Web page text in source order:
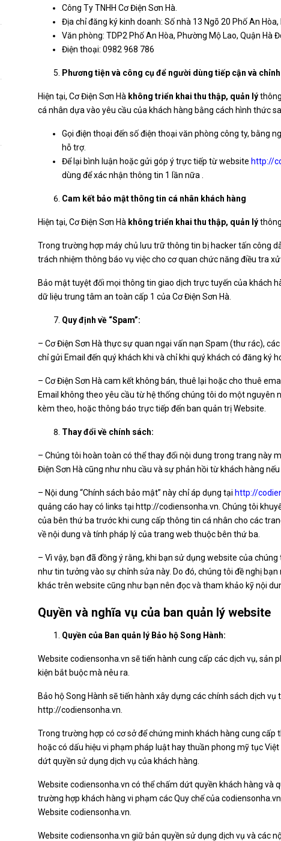
Công Ty TNHH Cơ Điện Sơn Hà.
Địa chỉ đăng ký kinh doanh: Số nhà 13 Ngõ 20 Phố An
Văn phòng: TDP2 Phố An Hòa, Phường Mộ Lao, Quận Hà
Điện thoại: 0982 968 786
Phương tiện và công cụ để người dùng tiếp cận và
Hiện tại, Cơ Điện Sơn Hà không triển khai thu thập, quản lý
cá nhân dựa vào yêu cầu của khách hàng bằng cách hình thức
Gọi điện thoại đến số điện thoại văn phòng công ty, bằng
hỗ trợ.
Để lại bình luận hoặc gửi góp ý trực tiếp từ website http://
dùng để xác nhận thông tin 1 lần nữa .
Cam kết bảo mật thông tin cá nhân khách hàng
Hiện tại, Cơ Điện Sơn Hà không triển khai thu thập, quản lý
Trong trường hợp máy chủ lưu trữ thông tin bị hacker tấn công
trách nhiệm thông báo vụ việc cho cơ quan chức năng điều tra
Bảo mật tuyệt đối mọi thông tin giao dịch trực tuyến của khách
dữ liệu trung tâm an toàn cấp 1 của Cơ Điện Sơn Hà.
Quy định về “Spam”:
– Cơ Điện Sơn Hà thực sự quan ngại vấn nạn Spam (thư rác),
chỉ gửi Email đến quý khách khi và chỉ khi quý khách có đăng ký
– Cơ Điện Sơn Hà cam kết không bán, thuê lại hoặc cho thuê
Email không theo yêu cầu từ hệ thống chúng tôi do một nguyên
kèm theo, hoặc thông báo trực tiếp đến ban quản trị Website.
Thay đổi về chính sách:
– Chúng tôi hoàn toàn có thể thay đổi nội dung trong trang này
Điện Sơn Hà cũng như nhu cầu và sự phản hồi từ khách hàng nếu
– Nội dung “Chính sách bảo mật” này chỉ áp dụng tại http://
quảng cáo hay có links tại http://codiensonha.vn. Chúng tôi
của bên thứ ba trước khi cung cấp thông tin cá nhân cho các
về nội dung và tính pháp lý của trang web thuộc bên thứ ba.
– Vì vậy, bạn đã đồng ý rằng, khi bạn sử dụng website của
như tin tưởng vào sự chỉnh sửa này. Do đó, chúng tôi đề nghị
khác trên website cũng như bạn nên đọc và tham khảo kỹ nội
Quyền và nghĩa vụ của ban quản lý website
Quyền của Ban quản lý Bảo hộ Song Hành:
Website codiensonha.vn sẽ tiến hành cung cấp các dịch vụ,
kiện bắt buộc mà nêu ra.
Bảo hộ Song Hành sẽ tiến hành xây dựng các chính sách dịch
http://codiensonha.vn.
Trong trường hợp có cơ sở để chứng minh khách hàng cung
hoặc có dấu hiệu vi phạm pháp luật hay thuần phong mỹ tục
dứt quyền sử dụng dịch vụ của khách hàng.
Website codiensonha.vn có thể chấm dứt quyền khách hàng và
trường hợp khách hàng vi phạm các Quy chế của
Website codiensonha.vn.
Website codiensonha.vn giữ bản quyền sử dụng dịch vụ và các